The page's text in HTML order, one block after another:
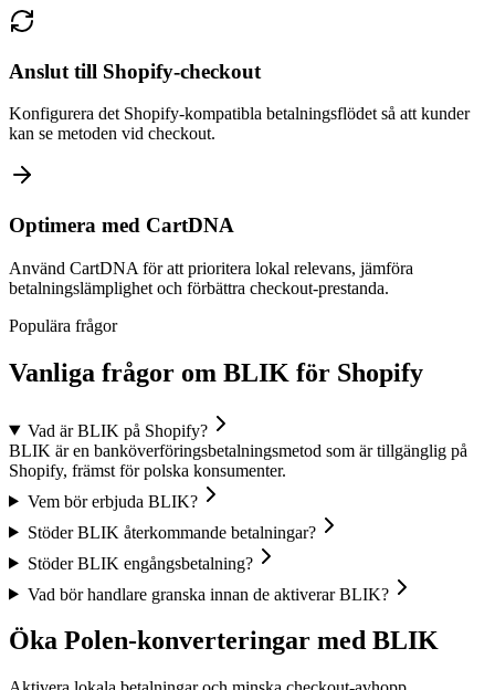
Anslut till Shopify-checkout
Konfigurera det Shopify-kompatibla betalningsflödet så att kunder
kan se metoden vid checkout.
Optimera med CartDNA
Använd CartDNA för att prioritera lokal relevans, jämföra
betalningslämplighet och förbättra checkout-prestanda.
Populära frågor
Vanliga frågor om BLIK för Shopify
Vad är BLIK på Shopify?
BLIK är en banköverföringsbetalningsmetod som är tillgänglig på
Shopify, främst för polska konsumenter.
Vem bör erbjuda BLIK?
Stöder BLIK återkommande betalningar?
Stöder BLIK engångsbetalning?
Vad bör handlare granska innan de aktiverar BLIK?
Öka Polen-konverteringar med BLIK